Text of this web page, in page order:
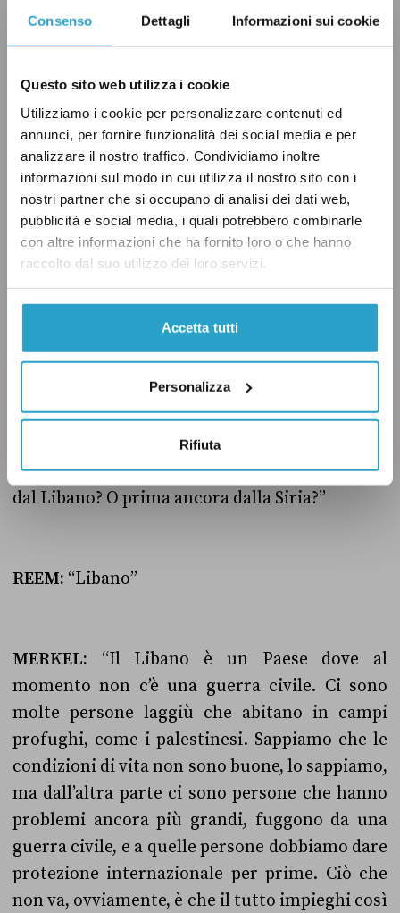
Consenso Dettagli Informazioni sui cookie
Questo sito web utilizza i cookie
Utilizziamo i cookie per personalizzare contenuti ed
annunci, per fornire funzionalità dei social media e per
analizzare il nostro traffico. Condividiamo inoltre
informazioni sul modo in cui utilizza il nostro sito con i
nostri partner che si occupano di analisi dei dati web,
pubblicità e social media, i quali potrebbero combinarle
con altre informazioni che ha fornito loro o che hanno
raccolto dal suo utilizzo dei loro servizi.
Accetta tutti
Personalizza
Rifiuta
autorità. Vorrei rivedere la mia famiglia, è
molto triste non poter vedere la mia famiglia
nonno, è una delle cose che mi rende più
triste.”
MERKEL:“Dobbiamo osservare il processo di
richiesta di asilo e capire le ragioni che
spingono un individuo a fare domanda. Ciò che
dobbiamo cambiare – e ne ho già discusso con i
Bundeslaender – è che quando qualcuno ha
vissuto qui per quattro anni, non è possibile
dirgli: “Adesso hai imparato il tedesco, ti sei
integrato bene, ma ci siamo resi conto dopo
quattro anni che non hai diritto all’asilo”.
Dall’altro lato, però, bisogna anche dire che
molte persone vengono – tu vieni direttamente
dal Libano? O prima ancora dalla Siria?”
REEM: “Libano”
MERKEL: “Il Libano è un Paese dove al
momento non c’è una guerra civile. Ci sono
molte persone laggiù che abitano in campi
profughi, come i palestinesi. Sappiamo che le
condizioni di vita non sono buone, lo sappiamo,
ma dall’altra parte ci sono persone che hanno
problemi ancora più grandi, fuggono da una
guerra civile, e a quelle persone dobbiamo dare
protezione internazionale per prime. Ciò che
non va, ovviamente, è che il tutto impieghi così